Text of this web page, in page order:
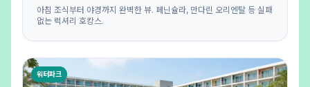
아침 조식부터 야경까지 완벽한 뷰. 페닌슐라, 만다린 오리엔탈 등 실패
없는 럭셔리 호캉스.
워터파크